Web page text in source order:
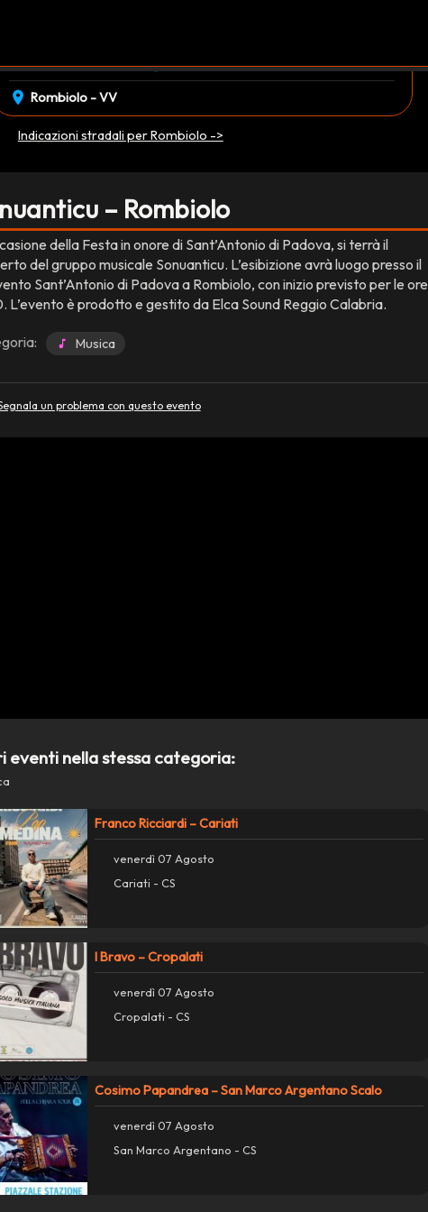
EVENTO CONCLUSO
event_available sabato 06 Giugno schedule 21:30
location_on Rombiolo - VV
Indicazioni stradali per Rombiolo ->
– Rombiolo
della Festa in onore di Sant’Antonio di Padova, si terrà il
del gruppo musicale Sonuanticu. L’esibizione avrà luogo presso il
Sant’Antonio di Padova a Rombiolo, con inizio previsto per le ore
L’evento è prodotto e gestito da Elca Sound Reggio Calabria.
Musica
un problema con questo evento
eventi nella stessa categoria:
Franco Ricciardi – Cariati
venerdì 07 Agosto
Cariati - CS
I Bravo – Cropalati
venerdì 07 Agosto
Cropalati - CS
Cosimo Papandrea – San Marco Argentano Scalo
venerdì 07 Agosto
San Marco Argentano - CS